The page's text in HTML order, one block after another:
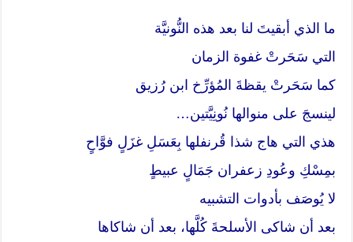
ما الذي أبقيتَ لنا بعد هذه النُّونيَّة
التي سَحَرتْ غفوة الزمان
كما سَحَرتْ يقظةَ المُؤرِّخ ابن رُزيق
لينسجَ على منوالها نُونِيَّتين…
هذي التي هاج شذا قُرنفلها بِعَسَلِ غزَلٍ فوَّاحٍ
بمِسْكِ وعُودِ زعفران جَمَالٍ عبيطٍ
لا يُوصَف بأدوات التشبيه
بعد أن شاكى الأسلحةَ كُلَّها، بعد أن شاكاها